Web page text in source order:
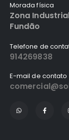
Morada física
Zona
Fundão
Telefone de
914269838
E-mail de contato